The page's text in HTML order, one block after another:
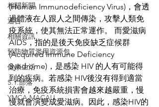
相關新聞
通告
相關資訊
預防物質濫用資源包
健康生活
S.Y.部落
YMCA MACAU
(Human Immunodeficiency Virus)，會透
過體液在人跟人之間傳染，攻擊人類免
疫系統，使其無法正常運作。 而愛滋病
AIDS，指的是後天免疫缺乏症候群
(Acquired Immune Deficiency
Syndrome)，是感染 HIV 的人有可能得
到的疾病。若感染 HIV後沒有得到適當
治療，免疫系統損害會越來越嚴重，慢
慢就會演變成愛滋病。因此，感染HIV的